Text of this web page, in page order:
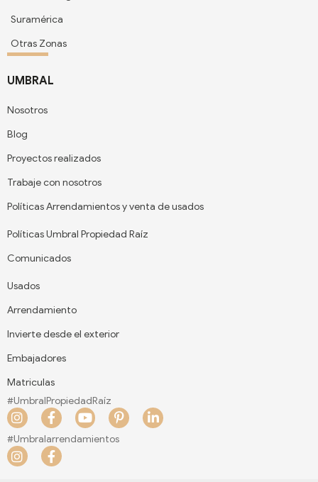
Suramérica
Otras Zonas
UMBRAL
Nosotros
Blog
Proyectos realizados
Trabaje con nosotros
Políticas Arrendamientos y venta de usados
Políticas Umbral Propiedad Raíz
Comunicados
Usados
Arrendamiento
Invierte desde el exterior
Embajadores
Matriculas
#UmbralPropiedadRaíz
I
n
s
t
a
F
a
c
e
b
Y
o
u
P
i
n
L
i
#Umbralarrendamientos
I
n
F
a